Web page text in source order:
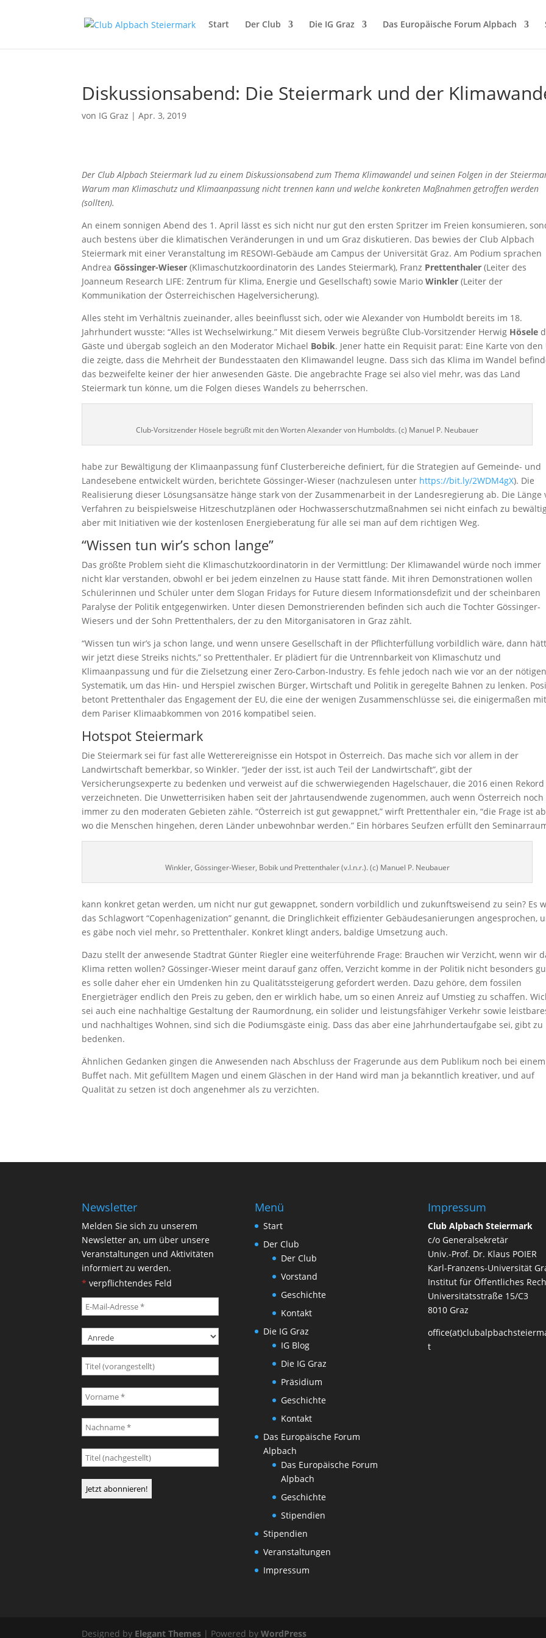
Start Der Club Die IG Graz Das Europäische Forum Alpbach
Diskussionsabend: Die Steiermark und der
von IG Graz |Apr. 3, 2019
Der Club Alpbach Steiermark lud zu einem Diskussionsabend zum Thema Klimawandel und seinen Folgen in der
Warum man Klimaschutz und Klimaanpassung nicht trennen kann und welche konkreten Maßnahmen getroffen werden
(sollten).
An einem sonnigen Abend des 1. April lässt es sich nicht nur gut den ersten Spritzer im Freien konsumieren,
auch bestens über die klimatischen Veränderungen in und um Graz diskutieren. Das bewies der Club Alpbach
Steiermark mit einer Veranstaltung im RESOWI-Gebäude am Campus der Universität Graz. Am Podium sprachen
AndreaGössinger-Wieser (Klimaschutzkoordinatorin des Landes Steiermark), Franz Prettenthaler (Leiter des
Joanneum Research LIFE: Zentrum für Klima, Energie und Gesellschaft) sowie MarioWinkler (Leiter der
Kommunikation der Österreichischen Hagelversicherung).
Alles steht im Verhältnis zueinander, alles beeinflusst sich, oder wie Alexander von Humboldt bereits im 18.
Jahrhundert wusste: “Alles ist Wechselwirkung.” Mit diesem Verweis begrüßte Club-Vorsitzender Herwig Hösele
Gäste und übergab sogleich an den Moderator Michael Bobik. Jener hatte ein Requisit parat: Eine Karte von den
die zeigte, dass die Mehrheit der Bundesstaaten den Klimawandel leugne. Dass sich das Klima im Wandel
das bezweifelte keiner der hier anwesenden Gäste. Die angebrachte Frage sei also viel mehr, was das Land
Steiermark tun könne, um die Folgen dieses Wandels zu beherrschen.
Club-Vorsitzender Hösele begrüßt mit den Worten Alexander von Humboldts. (c) Manuel P. Neubauer
habe zur Bewältigung der Klimaanpassung fünf Clusterbereiche definiert, für die Strategien auf Gemeinde- und
Landesebene entwickelt würden, berichtete Gössinger-Wieser (nachzulesen unter https://bit.ly/2WDM4gX). Die
Realisierung dieser Lösungsansätze hänge stark von der Zusammenarbeit in der Landesregierung ab. Die Länge
Verfahren zu beispielsweise Hitzeschutzplänen oder Hochwasserschutzmaßnahmen sei nicht einfach zu
aber mit Initiativen wie der kostenlosen Energieberatung für alle sei man auf dem richtigen Weg.
“Wissen tun wir’s schon lange”
Das größte Problem sieht die Klimaschutzkoordinatorin in der Vermittlung: Der Klimawandel würde noch immer
nicht klar verstanden, obwohl er bei jedem einzelnen zu Hause statt fände. Mit ihren Demonstrationen wollen
Schülerinnen und Schüler unter dem Slogan Fridays for Future diesem Informationsdefizit und der scheinbaren
Paralyse der Politik entgegenwirken. Unter diesen Demonstrierenden befinden sich auch die Tochter Gössinger-
Wiesers und der Sohn Prettenthalers, der zu den Mitorganisatoren in Graz zählt.
“Wissen tun wir’s ja schon lange, und wenn unsere Gesellschaft in der Pflichterfüllung vorbildlich wäre, dann
wir jetzt diese Streiks nichts,” so Prettenthaler. Er plädiert für die Untrennbarkeit von Klimaschutz und
Klimaanpassung und für die Zielsetzung einer Zero-Carbon-Industry. Es fehle jedoch nach wie vor an der nötigen
Systematik, um das Hin- und Herspiel zwischen Bürger, Wirtschaft und Politik in geregelte Bahnen zu lenken.
betont Prettenthaler das Engagement der EU, die eine der wenigen Zusammenschlüsse sei, die einigermaßen mit
dem Pariser Klimaabkommen von 2016 kompatibel seien.
Hotspot Steiermark
Die Steiermark sei für fast alle Wetterereignisse ein Hotspot in Österreich. Das mache sich vor allem in der
Landwirtschaft bemerkbar, so Winkler. “Jeder der isst, ist auch Teil der Landwirtschaft”, gibt der
Versicherungsexperte zu bedenken und verweist auf die schwerwiegenden Hagelschauer, die 2016 einen Rekord
verzeichneten. Die Unwetterrisiken haben seit der Jahrtausendwende zugenommen, auch wenn Österreich noch
immer zu den moderaten Gebieten zähle. “Österreich ist gut gewappnet,” wirft Prettenthaler ein, “die Frage ist
wo die Menschen hingehen, deren Länder unbewohnbar werden.” Ein hörbares Seufzen erfüllt den
Winkler, Gössinger-Wieser, Bobik und Prettenthaler (v.l.n.r.). (c) Manuel P. Neubauer
kann konkret getan werden, um nicht nur gut gewappnet, sondern vorbildlich und zukunftsweisend zu sein? Es
das Schlagwort “Copenhagenization” genannt, die Dringlichkeit effizienter Gebäudesanierungen angesprochen,
es gäbe noch viel mehr, so Prettenthaler. Konkret klingt anders, baldige Umsetzung auch.
Dazu stellt der anwesende Stadtrat Günter Riegler eine weiterführende Frage: Brauchen wir Verzicht, wenn wir
Klima retten wollen? Gössinger-Wieser meint darauf ganz offen, Verzicht komme in der Politik nicht besonders
es solle daher eher ein Umdenken hin zu Qualitätssteigerung gefordert werden. Dazu gehöre, dem fossilen
Energieträger endlich den Preis zu geben, den er wirklich habe, um so einen Anreiz auf Umstieg zu schaffen.
sei auch eine nachhaltige Gestaltung der Raumordnung, ein solider und leistungsfähiger Verkehr sowie
und nachhaltiges Wohnen, sind sich die Podiumsgäste einig. Dass das aber eine Jahrhundertaufgabe sei, gibt zu
bedenken.
Ähnlichen Gedanken gingen die Anwesenden nach Abschluss der Fragerunde aus dem Publikum noch bei einem
Buffet nach. Mit gefülltem Magen und einem Gläschen in der Hand wird man ja bekanntlich kreativer, und auf
Qualität zu setzen ist doch angenehmer als zu verzichten.
Newsletter
Melden Sie sich zu unserem
Newsletter an, um über unsere
Veranstaltungen und Aktivitäten
informiert zu werden.
* verpflichtendes Feld
Menü
Start
Der Club
Der Club
Vorstand
Geschichte
Kontakt
Die IG Graz
IG Blog
Die IG Graz
Präsidium
Geschichte
Kontakt
Das Europäische Forum
Alpbach
Das Europäische Forum
Alpbach
Geschichte
Stipendien
Stipendien
Veranstaltungen
Impressum
Impressum
Club Alpbach Steiermark
c/o Generalsekretär
Univ.-Prof. Dr. Klaus POIER
Karl-Franzens-Universität
Institut für Öffentliches
Universitätsstraße 15/C3
8010 Graz
t
Designed by Elegant Themes | Powered byWordPress